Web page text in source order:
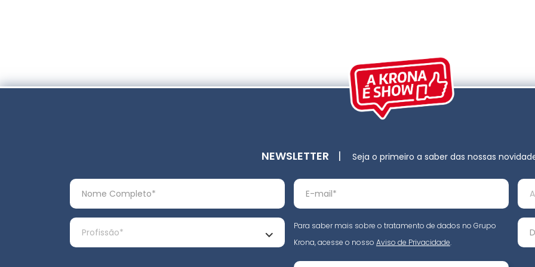
NEWSLETTER | Seja o primeiro a saber das nossas
Para saber mais sobre o tratamento de dados no Grupo
Krona, acesse o nosso Aviso de Privacidade.